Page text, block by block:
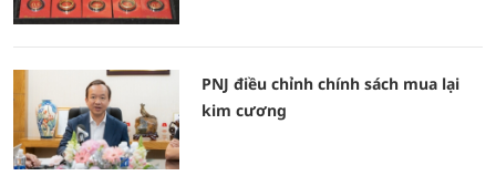
PNJ điều chỉnh chính sách mua lại
kim cương